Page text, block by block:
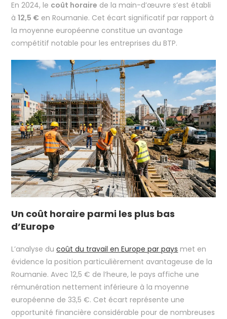
En 2024, le coût horaire de la main-d’œuvre s’est établi
à12,5 € en Roumanie. Cet écart significatif par rapport à
la moyenne européenne constitue un avantage
compétitif notable pour les entreprises du BTP.
Un coût horaire parmi les plus bas
d’Europe
L’analyse ducoût du travail en Europe par pays met en
évidence la position particulièrement avantageuse de la
Roumanie. Avec 12,5 € de l’heure, le pays affiche une
rémunération nettement inférieure à la moyenne
européenne de 33,5 €. Cet écart représente une
opportunité financière considérable pour de nombreuses